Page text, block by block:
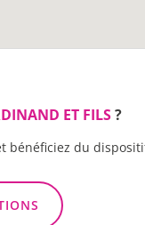
ET FILS?
bénéficiez du